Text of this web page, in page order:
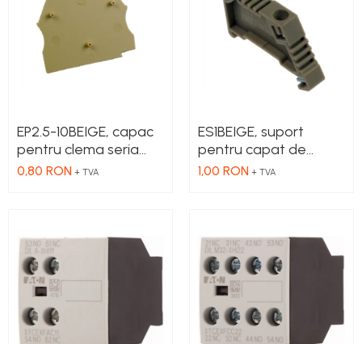
EP2.5-10BEIGE, capac
pentru clema seria
ER2.5, ER4, ER6, ER10
0,80 RON + TVA
ES1BEIGE, suport
pentru capat de
cleme
1,00 RON + TVA